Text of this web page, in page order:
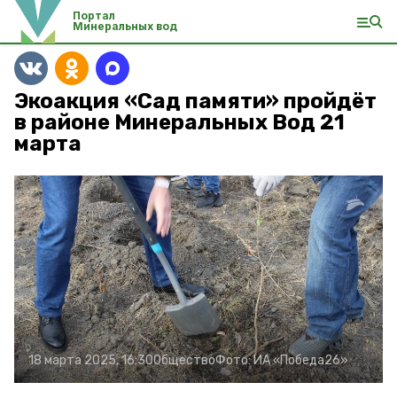
Портал
Минеральных вод
Экоакция «Сад памяти» пройдёт
в районе Минеральных Вод 21
марта
18 марта 2025, 16:30ОбществоФото:ИА «Победа26»